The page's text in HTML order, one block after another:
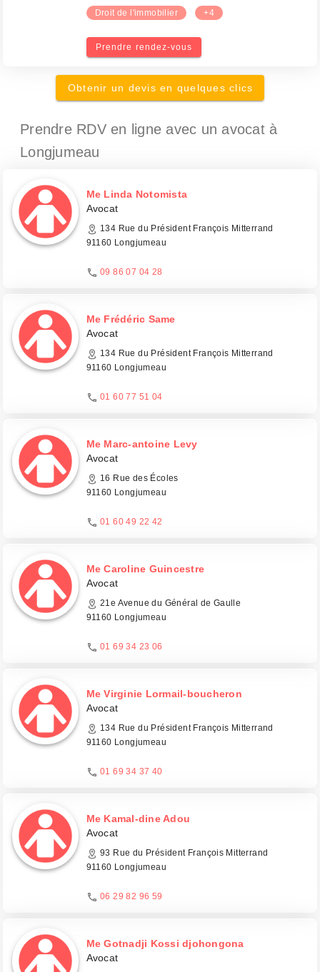
Droit de l'immobilier +4
Prendre rendez-vous
Obtenir un devis en quelques clics
Prendre RDV en ligne avec un avocat à
Longjumeau
Me Linda Notomista
Avocat
134 Rue du Président François Mitterrand
91160 Longjumeau
09 86 07 04 28
Me Frédéric Same
Avocat
134 Rue du Président François Mitterrand
91160 Longjumeau
01 60 77 51 04
Me Marc-antoine Levy
Avocat
16 Rue des Écoles
91160 Longjumeau
01 60 49 22 42
Me Caroline Guincestre
Avocat
21e Avenue du Général de Gaulle
91160 Longjumeau
01 69 34 23 06
Me Virginie Lormail-boucheron
Avocat
134 Rue du Président François Mitterrand
91160 Longjumeau
01 69 34 37 40
Me Kamal-dine Adou
Avocat
93 Rue du Président François Mitterrand
91160 Longjumeau
06 29 82 96 59
Me Gotnadji Kossi djohongona
Avocat